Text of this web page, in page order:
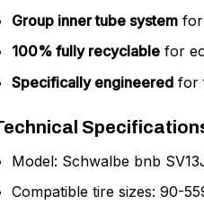
Group inner tube systemfor
100% fully recyclablefor
Specifically engineeredfor
Model: Schwalbe bnb
Compatible tire sizes: 90-